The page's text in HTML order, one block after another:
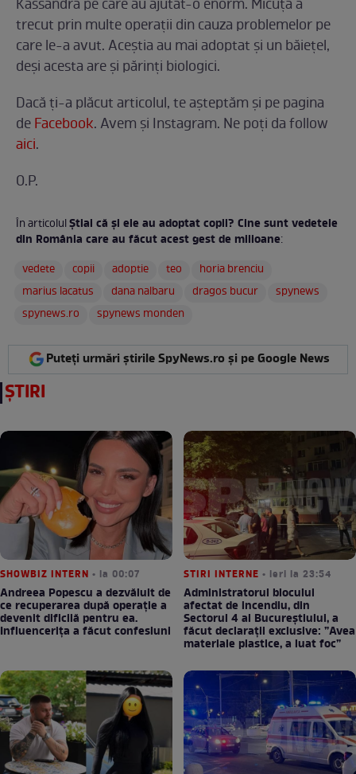
Kassandra pe care au ajutat-o enorm. Micuţa a
trecut prin multe operaţii din cauza problemelor pe
care le-a avut. Aceştia au mai adoptat şi un băieţel,
deşi acesta are şi părinţi biologici.
Dacă ți-a plăcut articolul, te așteptăm și pe pagina
deFacebook. Avem și Instagram. Ne poți da follow
aici.
O.P.
În articolulŞtiai că şi ele au adoptat copii? Cine sunt vedetele
din România care au făcut acest gest de milioane:
vedete
copii adoptie teo
horia brenciu
marius lacatus
dana nalbaru dragos bucur
spynews
spynews.ro
spynews monden
Puteți urmări știrile SpyNews.ro și pe Google News
ȘTIRI
SHOWBIZ INTERN • la 00:07
Andreea Popescu a dezvăluit de
ce recuperarea după operație a
devenit dificilă pentru ea.
Influencerița a făcut confesiuni
STIRI INTERNE • ieri la 23:54
Administratorul blocului
afectat de incendiu, din
Sectorul 4 al Bucureștiului, a
făcut declarații exclusive: ”Avea
materiale plastice, a luat foc”